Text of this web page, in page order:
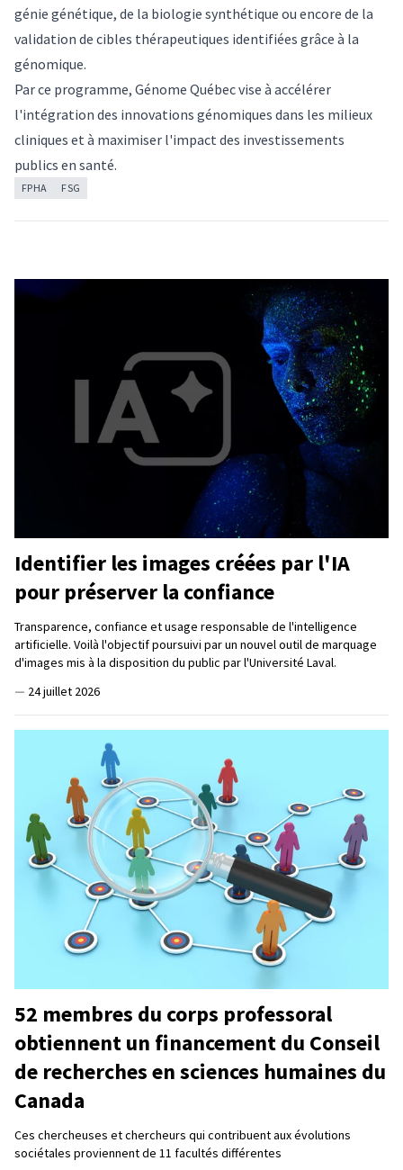
génie génétique, de la biologie synthétique ou encore de la
validation de cibles thérapeutiques identifiées grâce à la
génomique.
Par ce programme, Génome Québec vise à accélérer
l'intégration des innovations génomiques dans les milieux
cliniques et à maximiser l'impact des investissements
publics en santé.
FPHA FSG
Identifier les images créées par l'IA
pour préserver la confiance
Transparence, confiance et usage responsable de l'intelligence
artificielle. Voilà l'objectif poursuivi par un nouvel outil de marquage
d'images mis à la disposition du public par l'Université Laval.
— 24 juillet 2026
52 membres du corps professoral
obtiennent un financement du Conseil
de recherches en sciences humaines du
Canada
Ces chercheuses et chercheurs qui contribuent aux évolutions
sociétales proviennent de 11 facultés différentes